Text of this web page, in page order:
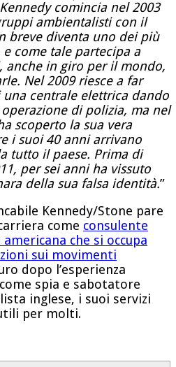
comincia nel 2003
ambientalisti con il
breve diventa uno dei più
come tale partecipa a
anche in giro per il mondo,
Nel 2009 riesce a far
una centrale elettricadando
di polizia, ma nel
scoperto la sua vera
i suoi 40 anni arrivano
tutto il paese. Prima di
per sei anni ha vissuto
della sua falsa identità.”
Kennedy/Stone pare
come consulente
che si occupa
sui movimenti
dopo l’esperienza
spia e sabotatore
inglese, i suoi servizi
per molti.